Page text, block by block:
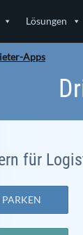
Lösungen
Apps
für